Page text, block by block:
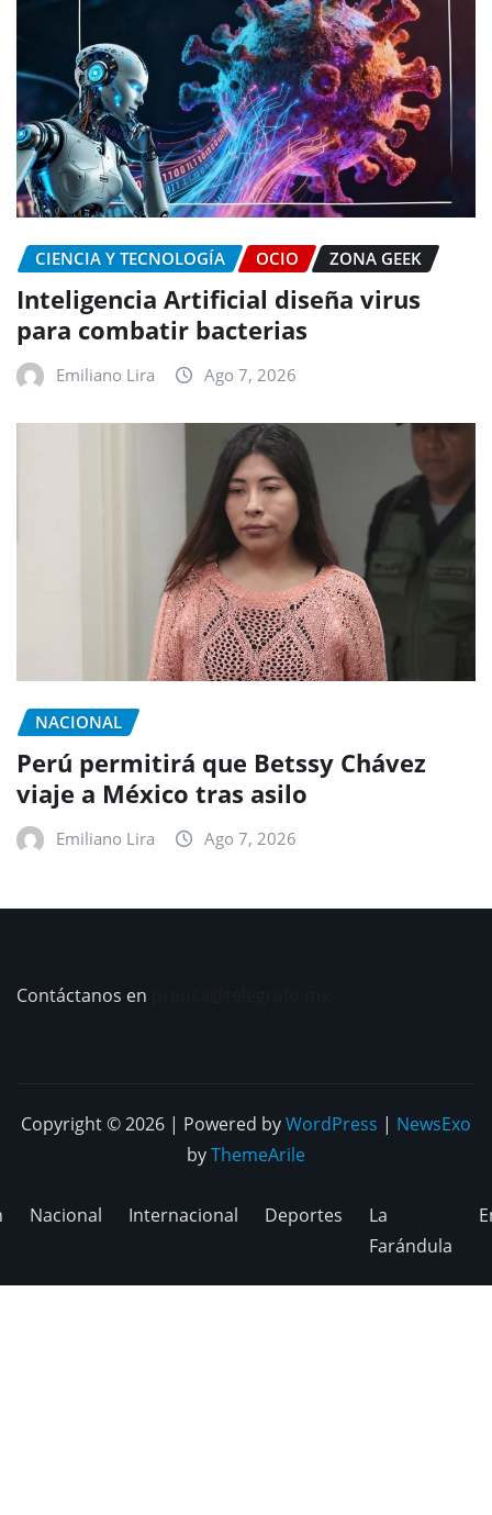
CIENCIA Y TECNOLOGÍA OCIO ZONA GEEK
Inteligencia Artificial diseña virus
para combatir bacterias
Emiliano Lira Ago 7, 2026
NACIONAL
Perú permitirá que Betssy Chávez
viaje a México tras asilo
Emiliano Lira Ago 7, 2026
Contáctanos en
Copyright © 2026 | Powered byWordPress | NewsExo
byThemeArile
Nacional Internacional Deportes
La
Farándula